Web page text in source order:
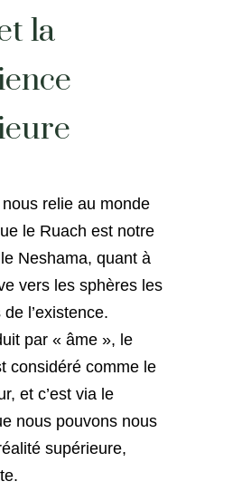
la
relie au monde
le Ruach est notre
Neshama, quant à
vers les sphères les
l’existence.
par « âme », le
considéré comme le
et c’est via le
nous pouvons nous
supérieure,